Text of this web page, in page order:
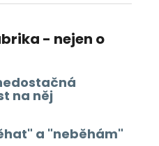
- nejen o
na něj
a "neběhám"
RONHILL EVERYDAY
Kč